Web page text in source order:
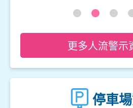
更多人流警示
停車